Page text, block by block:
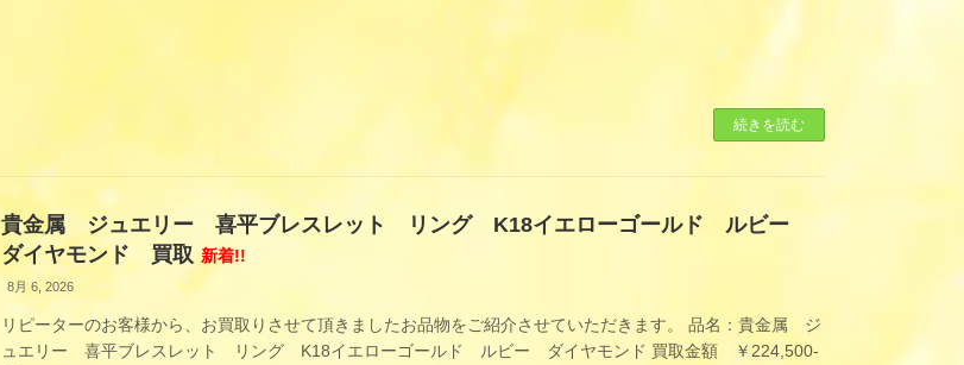
続きを読む
貴金属 ジュエリー 喜平ブレスレット リング K18イエローゴールド ルビー
ダイヤモンド 買取 新着!!
8月 6, 2026
リピーターのお客様から、お買取りさせて頂きましたお品物をご紹介させていただきます。 品名：貴金属 ジ
ュエリー 喜平ブレスレット リング K18イエローゴールド ルビー ダイヤモンド 買取金額 ￥224,500-